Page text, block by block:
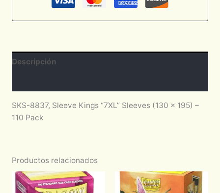
Descripción
SKS-8837, Sleeve Kings “7XL” Sleeves (130 x 195) –
110 Pack
Productos relacionados